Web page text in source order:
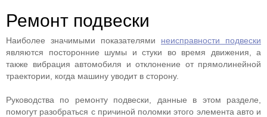
Ремонт подвески
Наиболее значимыми показателями неисправности подвески
являются посторонние шумы и стуки во время движения, а
также вибрация автомобиля и отклонение от прямолинейной
траектории, когда машину уводит в сторону.
Руководства по ремонту подвески, данные в этом разделе,
помогут разобраться с причиной поломки этого элемента авто и